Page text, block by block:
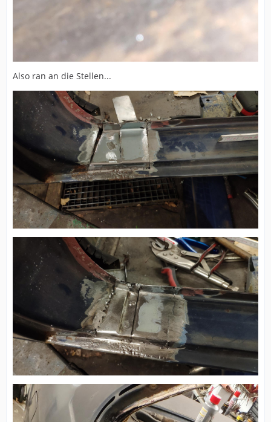
Also ran an die Stellen...